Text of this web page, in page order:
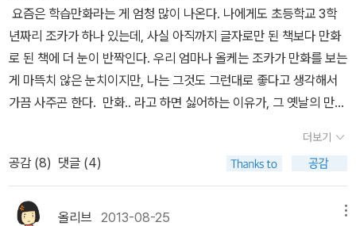
색연필 들고 빨간색 칠하는게 다였지만 페루 국기를 확실히 기억 할
수 있다고 웃어보였다...^^ 재훈이는 나름 진지하게 색칠을 했다...
완성작을 찍어주지 못햇지만 꼼꼼히 색칠해서 학교에 가져간다고 책
가방에 챙겨 갔다...선생님께 자랑하고 싶다고...ㅋㅋㅋ 페루에서 보
물찾기 를 읽고 재훈이가 여행하고 싶다던 나라가 늘어났다...^^일본,
공부하면 보내주마 아빠랑 약속을 하고 여행갈때 꼭 -페루에서 보물
찾기-를 가져갈꺼라고 한다...8살이 다 가 볼 수 없는 나라들을 간접
체험으로 알아간다는게 참 기특하다...재훈이가 세상에 많은 나라들
을 지금보다 더 많이 알아 갔으면 좋겠다...^^
요즘은 학습만화라는 게 엄청 많이 나온다. 나에게도 초등학교 3학
년짜리 조카가 하나 있는데, 사실 아직까지 글자로만 된 책보다 만화
로 된 책에 더 눈이 반짝인다. 우리 엄마나 올케는 조카가 만화를 보는
게 마뜩치 않은 눈치이지만, 나는 그것도 그런대로 좋다고 생각해서
가끔 사주곤 한다. 만화.. 라고 하면 싫어하는 이유가, 그 옛날의 만화
있는 지저분한 만화책들과 바람도 잘 통하지 않고 음습하기 짝이 없
는 분위기, 그리고 거기에서 넋을 잃고 만화를 보고 있는 아이들, 혹
은.... 어른들...(ㅎㅎ). 그런 곳에 있으면 분명 불량한 학생이거나 백수
이거나 뭐 그런 이미지가 커서인지, 만화방이라는 데나 만화라는 것
더보기
공감 (8) 댓글 (4)
올리브 2013-08-25